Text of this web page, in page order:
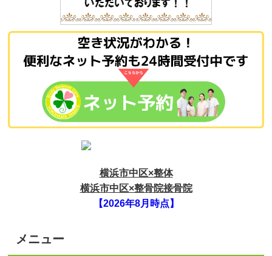
横浜市中区×整体
横浜市中区×整骨院接骨院
【2026年8月時点】
メニュー